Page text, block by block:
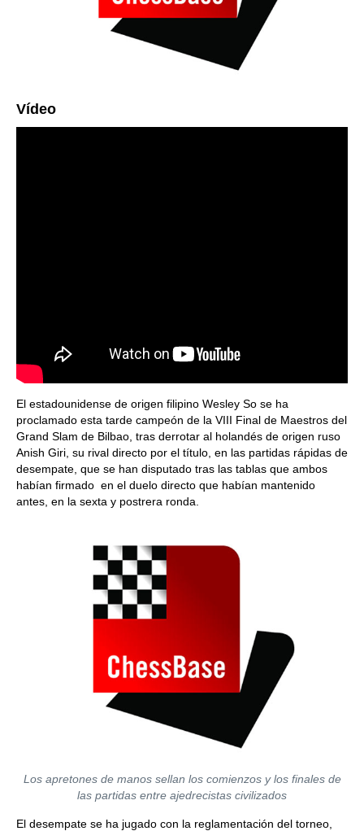
Vídeo
El estadounidense de origen filipino Wesley So se ha
proclamado esta tarde campeón de la VIII Final de Maestros del
Grand Slam de Bilbao, tras derrotar al holandés de origen ruso
Anish Giri, su rival directo por el título, en las partidas rápidas de
desempate, que se han disputado tras las tablas que ambos
habían firmado en el duelo directo que habían mantenido
antes, en la sexta y postrera ronda.
Los apretones de manos sellan los comienzos y los finales de
las partidas entre ajedrecistas civilizados
El desempate se ha jugado con la reglamentación del torneo,